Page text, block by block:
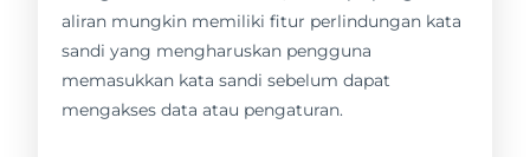
aliran mungkin memiliki fitur perlindungan kata
sandi yang mengharuskan pengguna
memasukkan kata sandi sebelum dapat
mengakses data atau pengaturan.